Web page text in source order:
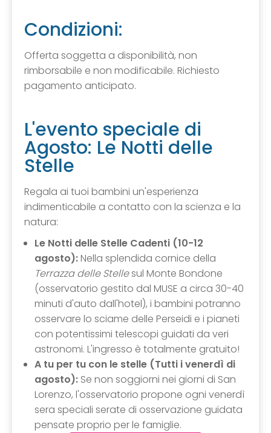
Condizioni:
Offerta soggetta a disponibilità, non
rimborsabile e non modificabile. Richiesto
pagamento anticipato.
L'evento speciale di
Agosto: Le Notti delle
Stelle
Regala ai tuoi bambini un'esperienza
indimenticabile a contatto con la scienza e la
natura:
Le Notti delle Stelle Cadenti (10-12
agosto):Nella splendida cornice della
Terrazza delle Stellesul Monte Bondone
(osservatorio gestito dal MUSE a circa 30-40
minuti d'auto dall'hotel), i bambini potranno
osservare lo sciame delle Perseidi e i pianeti
con potentissimi telescopi guidati da veri
astronomi. L'ingresso è totalmente gratuito!
A tu per tu con le stelle (Tutti i venerdì di
agosto): Se non soggiorni nei giorni di San
Lorenzo, l'osservatorio propone ogni venerdì
sera speciali serate di osservazione guidata
pensate proprio per le famiglie.